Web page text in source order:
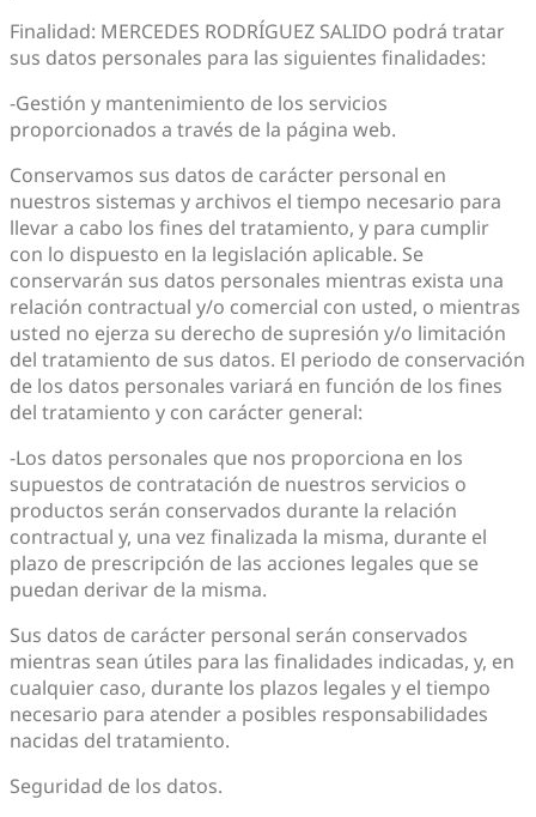
Finalidad: MERCEDES RODRÍGUEZ SALIDO podrá tratar
sus datos personales para las siguientes finalidades:
-Gestión y mantenimiento de los servicios
proporcionados a través de la página web.
Conservamos sus datos de carácter personal en
nuestros sistemas y archivos el tiempo necesario para
llevar a cabo los fines del tratamiento, y para cumplir
con lo dispuesto en la legislación aplicable. Se
conservarán sus datos personales mientras exista una
relación contractual y/o comercial con usted, o mientras
usted no ejerza su derecho de supresión y/o limitación
del tratamiento de sus datos. El periodo de conservación
de los datos personales variará en función de los fines
del tratamiento y con carácter general:
-Los datos personales que nos proporciona en los
supuestos de contratación de nuestros servicios o
productos serán conservados durante la relación
contractual y, una vez finalizada la misma, durante el
plazo de prescripción de las acciones legales que se
puedan derivar de la misma.
Sus datos de carácter personal serán conservados
mientras sean útiles para las finalidades indicadas, y, en
cualquier caso, durante los plazos legales y el tiempo
necesario para atender a posibles responsabilidades
nacidas del tratamiento.
Seguridad de los datos.